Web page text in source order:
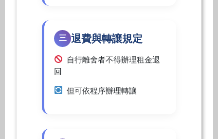
三 退費與轉讓規定
自行離舍者不得辦理租金退
回
但可依程序辦理轉讓